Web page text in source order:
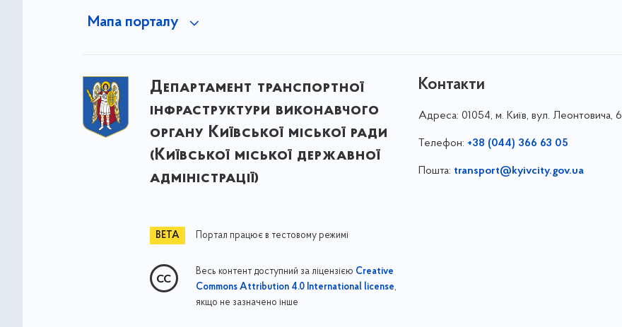
Мапа порталу
Департамент транспортної
інфраструктури виконавчого
органу Київської міської ради
(Київської міської державної
адміністрації)
Портал працює в тестовому режимі
Весь контент доступний за ліцензією Creative
Commons Attribution 4.0 International license,
якщо не зазначено інше
Контакти
Адреса: 01054, м. Київ, вул. Леонтовича, 6
Телефон: +38 (044) 366 63 05
Пошта: transport@kyivcity.gov.ua